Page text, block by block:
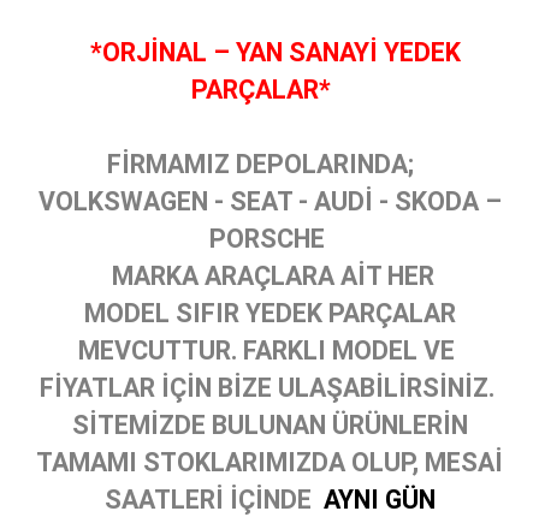
*ORJİNAL – YAN SANAYİ YEDEK
PARÇALAR*
FİRMAMIZ DEPOLARINDA;
VOLKSWAGEN - SEAT - AUDİ - SKODA –
PORSCHE
MARKA ARAÇLARA AİT HER
MODEL SIFIR YEDEK PARÇALAR
MEVCUTTUR. FARKLI MODEL VE
FİYATLAR İÇİN BİZE ULAŞABİLİRSİNİZ.
SİTEMİZDE BULUNAN ÜRÜNLERİN
TAMAMI STOKLARIMIZDA OLUP, MESAİ
SAATLERİ İÇİNDE AYNI GÜN